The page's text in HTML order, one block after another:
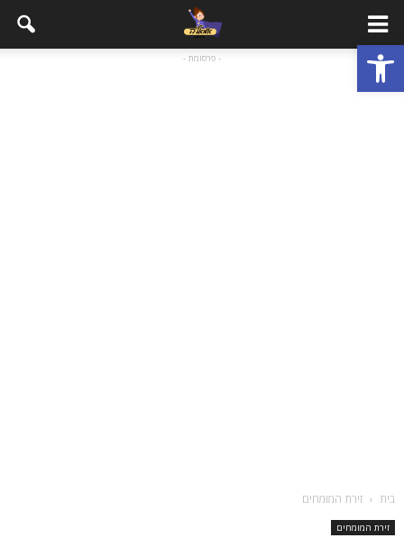
פתח סרגל נגישות - פרסומת -
בית זירת המומחים
זירת המומחים